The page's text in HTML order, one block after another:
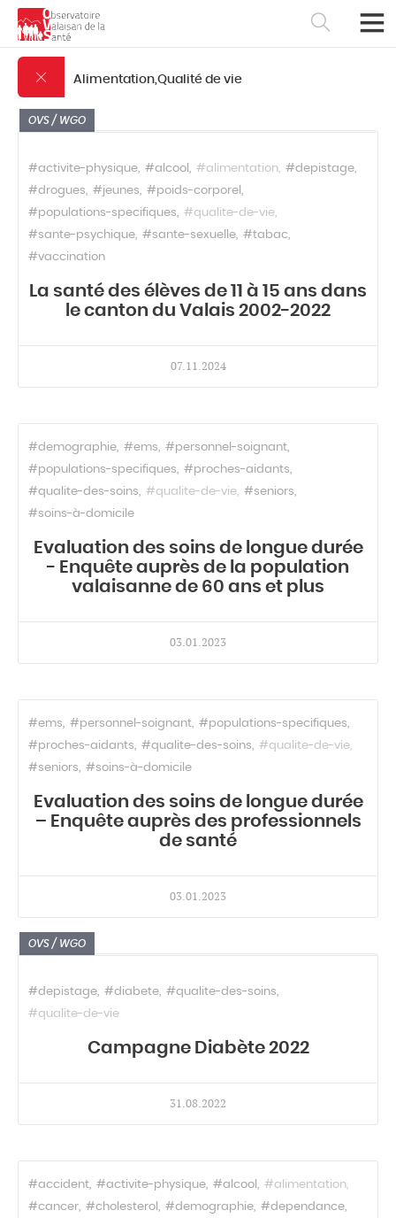
Français Deutsch
Alimentation,Qualité de vie
OVS / WGO
#activite-physique #alcool #alimentation
#depistage
#drogues
#jeunes
#poids-corporel
#populations-specifiques
#qualite-de-vie
#sante-psychique
#sante-sexuelle
#tabac
#vaccination
La santé des élèves de 11 à 15 ans dans
le canton du Valais 2002-2022
07.11.2024
#demographie #ems
#personnel-soignant
#populations-specifiques
#proches-aidants
#qualite-des-soins
#qualite-de-vie
#seniors
#soins-à-domicile
Evaluation des soins de longue durée
- Enquête auprès de la population
valaisanne de 60 ans et plus
03.01.2023
#ems #personnel-soignant
#populations-specifiques
#proches-aidants
#qualite-des-soins
#qualite-de-vie
#seniors
#soins-à-domicile
Evaluation des soins de longue durée
– Enquête auprès des professionnels
de santé
03.01.2023
OVS / WGO
#depistage #diabete
#qualite-des-soins
#qualite-de-vie
Campagne Diabète 2022
31.08.2022
#accident #activite-physique #alcool
#alimentation
#cancer
#cholesterol #demographie
#dependance